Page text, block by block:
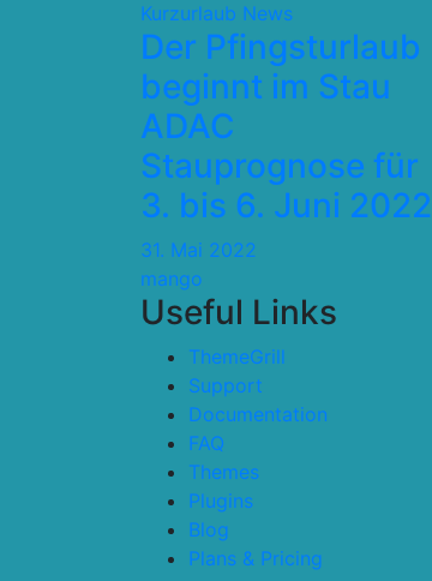
Kurzurlaub News
Der Pfingsturlaub
beginnt im Stau
ADAC
Stauprognose für
3. bis 6. Juni 2022
31. Mai 2022
mango
Useful Links
ThemeGrill
Support
Documentation
FAQ
Themes
Plugins
Blog
Plans & Pricing